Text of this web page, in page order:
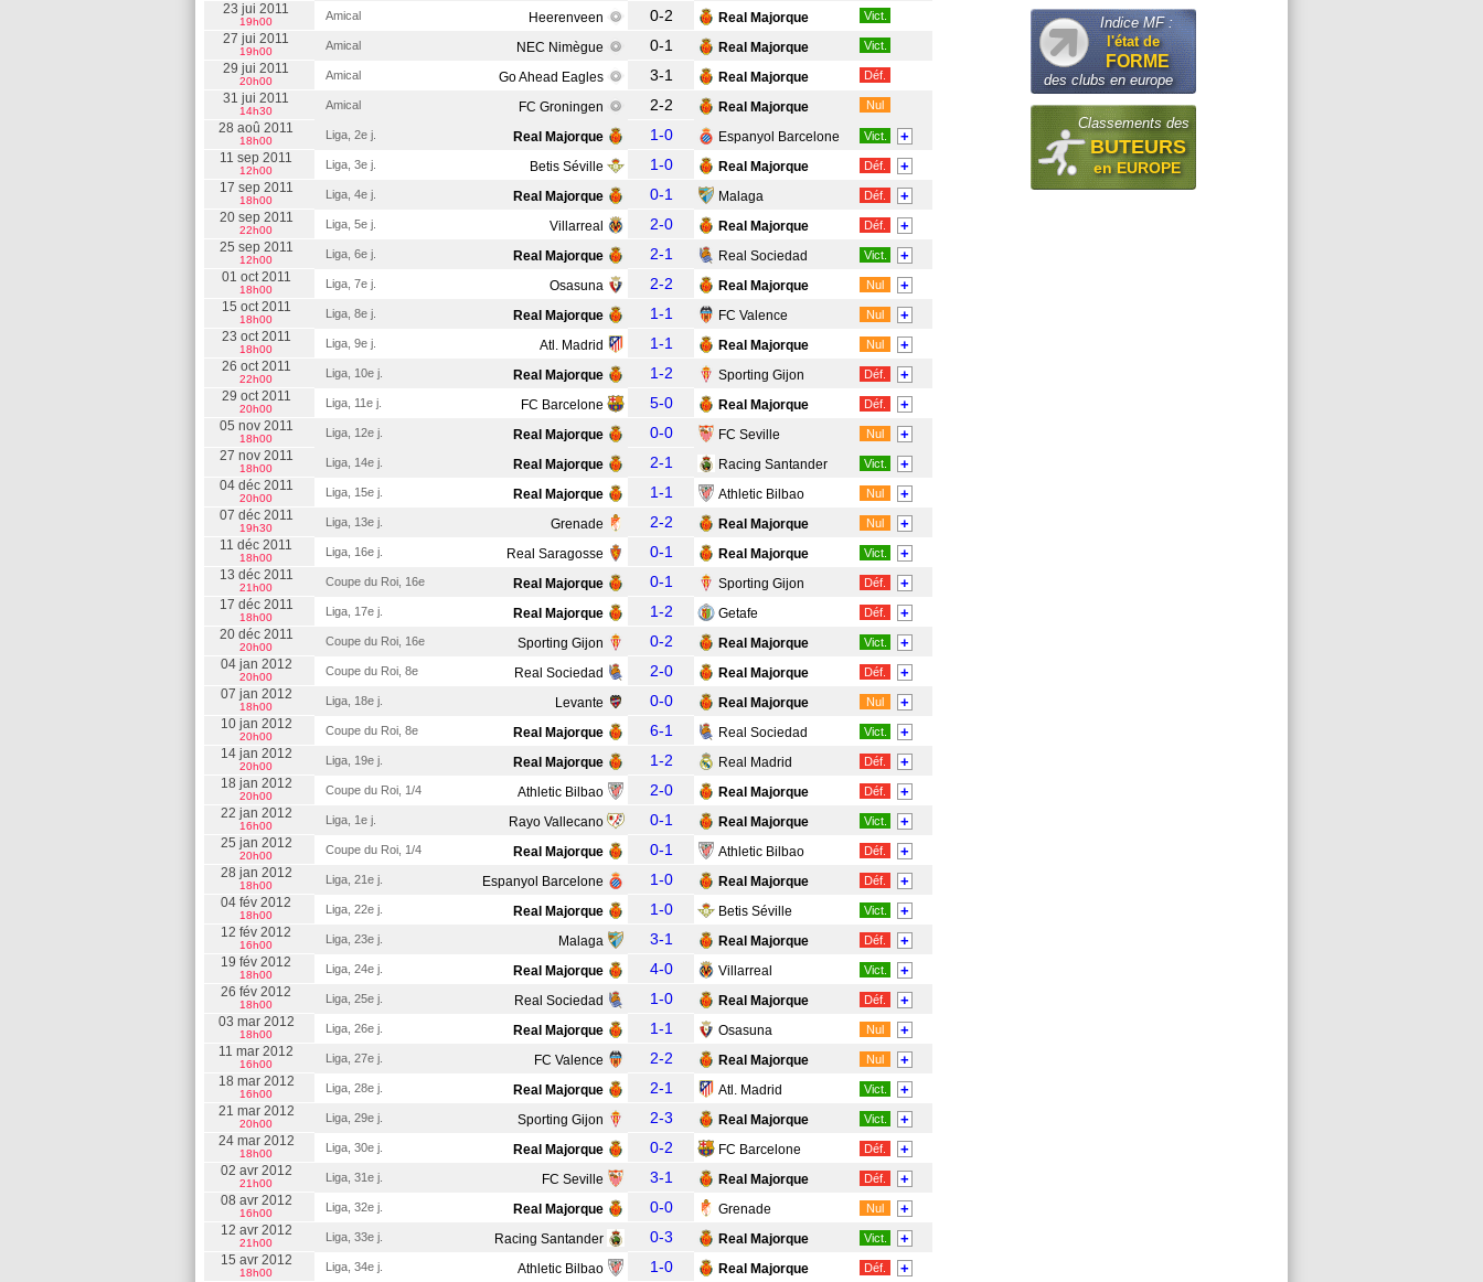
23 jui 2011
19h00 Amical Heerenveen 0-2 Real Majorque Vict.
27 jui 2011
19h00 Amical NEC Nimègue 0-1 Real Majorque Vict.
29 jui 2011
20h00 Amical Go Ahead Eagles 3-1 Real Majorque Déf.
31 jui 2011
14h30 Amical FC Groningen 2-2 Real Majorque Nul
28 aoû 2011
18h00 Liga, 2e j. Real Majorque 1-0 Espanyol Barcelone Vict. +
11 sep 2011
12h00 Liga, 3e j. Betis Séville 1-0 Real Majorque Déf. +
17 sep 2011
18h00 Liga, 4e j. Real Majorque 0-1 Malaga Déf. +
20 sep 2011
22h00 Liga, 5e j. Villarreal 2-0 Real Majorque Déf. +
25 sep 2011
12h00 Liga, 6e j. Real Majorque 2-1 Real Sociedad Vict. +
01 oct 2011
18h00 Liga, 7e j. Osasuna 2-2 Real Majorque Nul +
15 oct 2011
18h00 Liga, 8e j. Real Majorque 1-1 FC Valence Nul +
23 oct 2011
18h00 Liga, 9e j. Atl. Madrid 1-1 Real Majorque Nul +
26 oct 2011
22h00 Liga, 10e j. Real Majorque 1-2 Sporting Gijon Déf. +
29 oct 2011
20h00 Liga, 11e j. FC Barcelone 5-0 Real Majorque Déf. +
05 nov 2011
18h00 Liga, 12e j. Real Majorque 0-0 FC Seville Nul +
27 nov 2011
18h00 Liga, 14e j. Real Majorque 2-1 Racing Santander Vict. +
04 déc 2011
20h00 Liga, 15e j. Real Majorque 1-1 Athletic Bilbao Nul +
07 déc 2011
19h30 Liga, 13e j. Grenade 2-2 Real Majorque Nul +
11 déc 2011
18h00 Liga, 16e j. Real Saragosse 0-1 Real Majorque Vict. +
13 déc 2011
21h00 Coupe du Roi, 16e Real Majorque 0-1 Sporting Gijon Déf. +
17 déc 2011
18h00 Liga, 17e j. Real Majorque 1-2 Getafe Déf. +
20 déc 2011
20h00 Coupe du Roi, 16e Sporting Gijon 0-2 Real Majorque Vict. +
04 jan 2012
20h00 Coupe du Roi, 8e Real Sociedad 2-0 Real Majorque Déf. +
07 jan 2012
18h00 Liga, 18e j. Levante 0-0 Real Majorque Nul +
10 jan 2012
20h00 Coupe du Roi, 8e Real Majorque 6-1 Real Sociedad Vict. +
14 jan 2012
20h00 Liga, 19e j. Real Majorque 1-2 Real Madrid Déf. +
18 jan 2012
20h00 Coupe du Roi, 1/4 Athletic Bilbao 2-0 Real Majorque Déf. +
22 jan 2012
16h00 Liga, 1e j. Rayo Vallecano 0-1 Real Majorque Vict. +
25 jan 2012
20h00 Coupe du Roi, 1/4 Real Majorque 0-1 Athletic Bilbao Déf. +
28 jan 2012
18h00 Liga, 21e j. Espanyol Barcelone 1-0 Real Majorque Déf. +
04 fév 2012
18h00 Liga, 22e j. Real Majorque 1-0 Betis Séville Vict. +
12 fév 2012
16h00 Liga, 23e j. Malaga 3-1 Real Majorque Déf. +
19 fév 2012
18h00 Liga, 24e j. Real Majorque 4-0 Villarreal Vict. +
26 fév 2012
18h00 Liga, 25e j. Real Sociedad 1-0 Real Majorque Déf. +
03 mar 2012
18h00 Liga, 26e j. Real Majorque 1-1 Osasuna Nul +
11 mar 2012
16h00 Liga, 27e j. FC Valence 2-2 Real Majorque Nul +
18 mar 2012
16h00 Liga, 28e j. Real Majorque 2-1 Atl. Madrid Vict. +
21 mar 2012
20h00 Liga, 29e j. Sporting Gijon 2-3 Real Majorque Vict. +
24 mar 2012
18h00 Liga, 30e j. Real Majorque 0-2 FC Barcelone Déf. +
02 avr 2012
21h00 Liga, 31e j. FC Seville 3-1 Real Majorque Déf. +
08 avr 2012
16h00 Liga, 32e j. Real Majorque 0-0 Grenade Nul +
12 avr 2012
21h00 Liga, 33e j. Racing Santander 0-3 Real Majorque Vict. +
15 avr 2012
18h00 Liga, 34e j. Athletic Bilbao 1-0 Real Majorque Déf. +
Indice MF :
l'état de
FORME
des clubs en europe
Classements des
BUTEURS
en EUROPE